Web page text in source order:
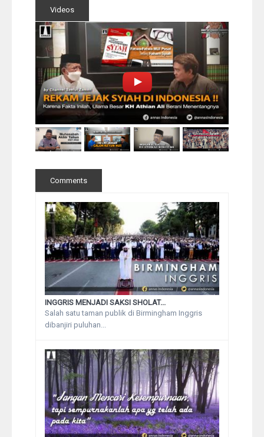
Videos
Comments
INGGRIS MENJADI SAKSI SHOLAT...
Salah satu taman publik di Birmingham Inggris
dibanjiri puluhan...